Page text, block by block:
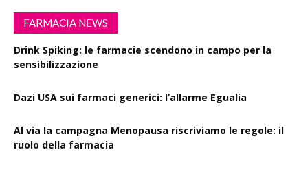
FARMACIA NEWS
Drink Spiking: le farmacie scendono in campo per la
sensibilizzazione
Dazi USA sui farmaci generici: l’allarme Egualia
Al via la campagna Menopausa riscriviamo le regole: il
ruolo della farmacia